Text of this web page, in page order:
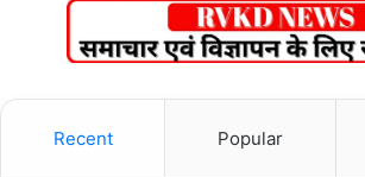
Recent Popular